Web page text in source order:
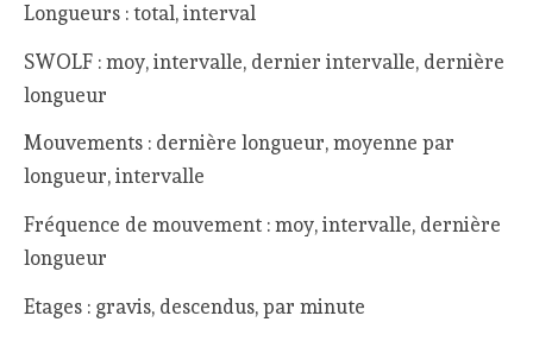
Longueurs : total, interval
SWOLF : moy, intervalle, dernier intervalle, dernière
longueur
Mouvements : dernière longueur, moyenne par
longueur, intervalle
Fréquence de mouvement : moy, intervalle, dernière
longueur
Etages : gravis, descendus, par minute